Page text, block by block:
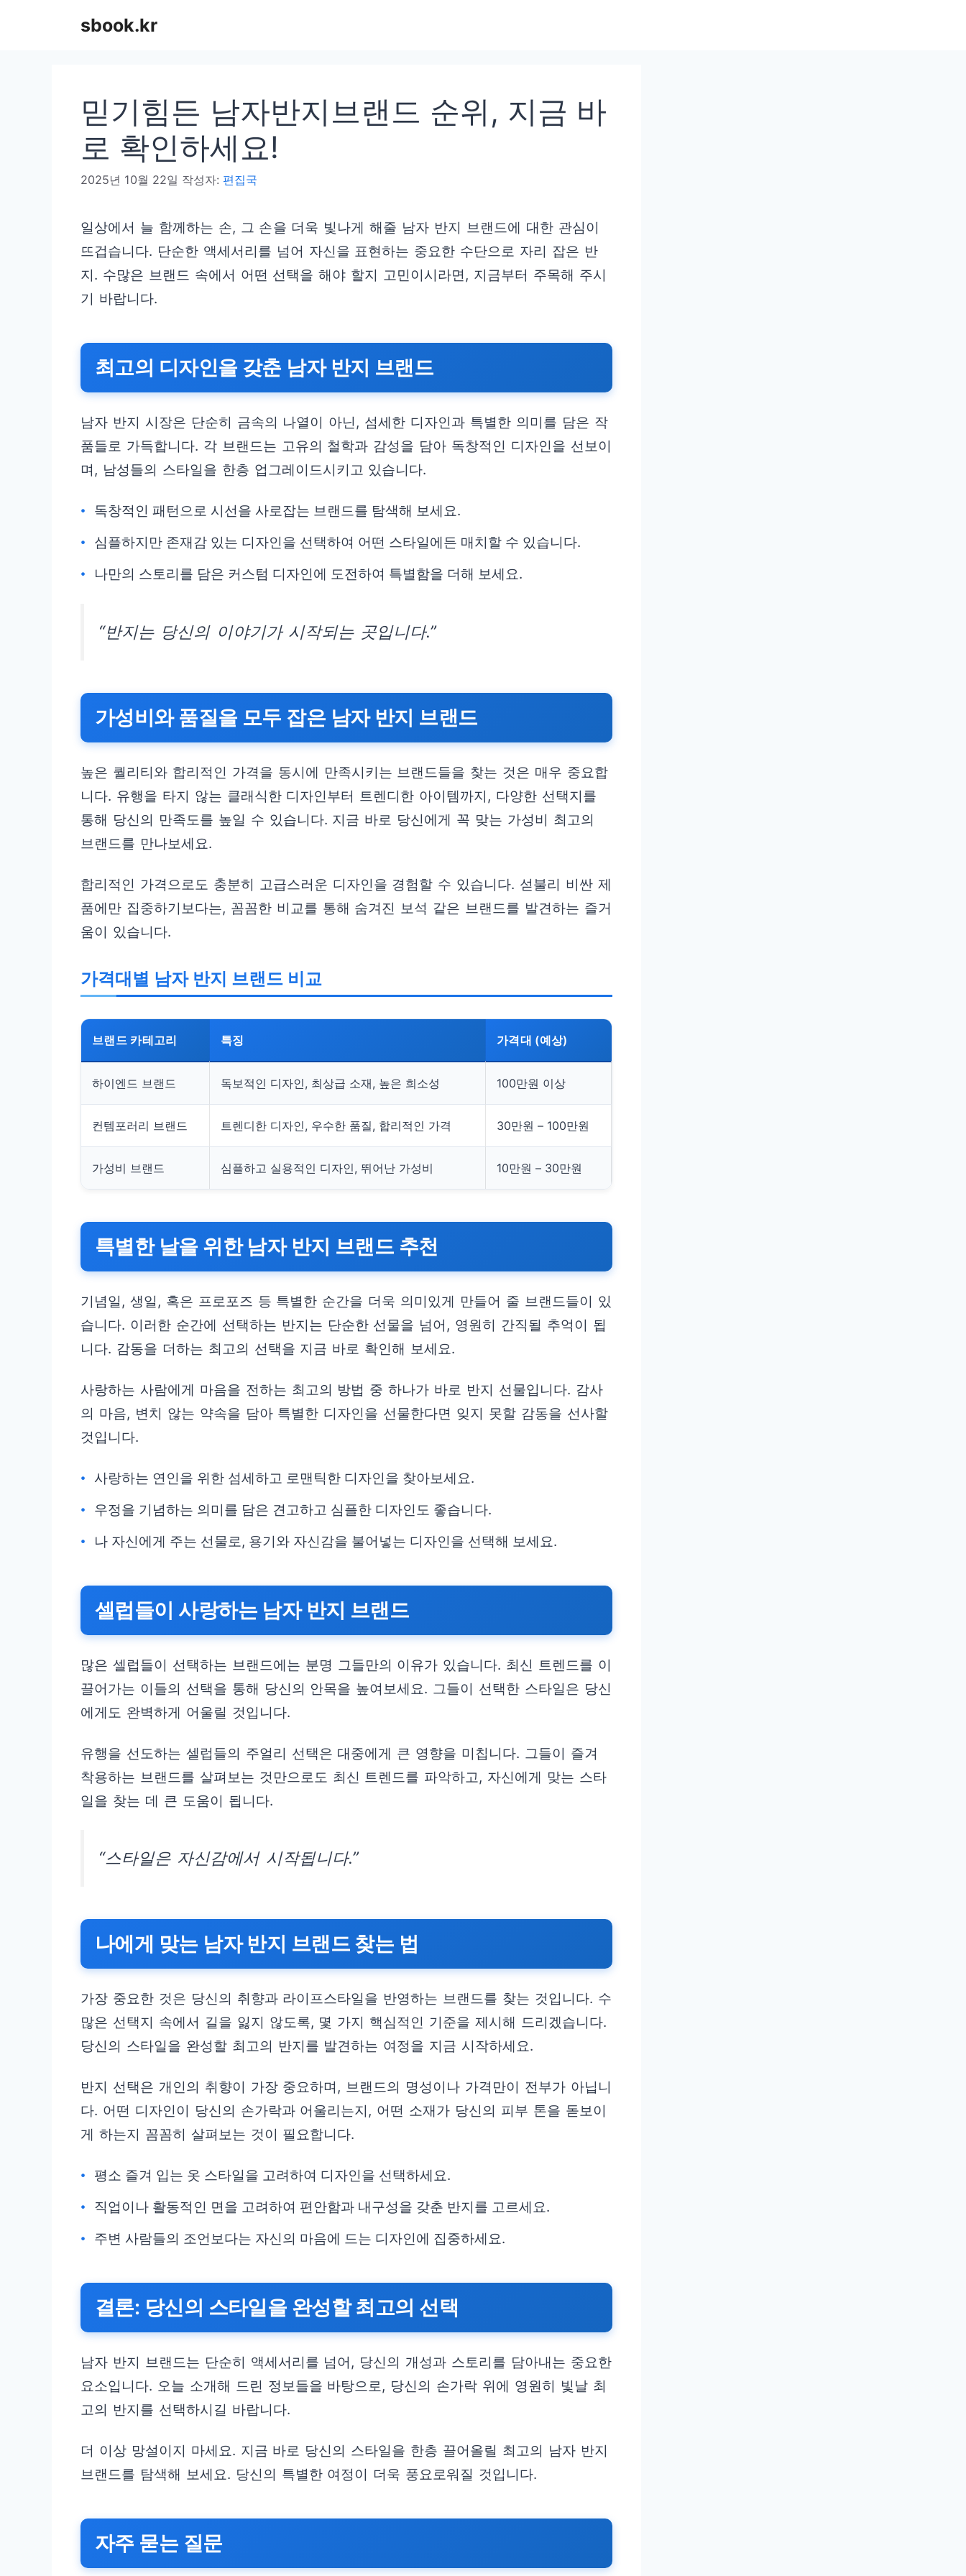
sbook.kr
믿기힘든 남자반지브랜드 순위, 지금 바
로 확인하세요!
2025년 10월 22일 작성자: 편집국
일상에서 늘 함께하는 손, 그 손을 더욱 빛나게 해줄 남자 반지 브랜드에 대한 관심이
뜨겁습니다. 단순한 액세서리를 넘어 자신을 표현하는 중요한 수단으로 자리 잡은 반
지. 수많은 브랜드 속에서 어떤 선택을 해야 할지 고민이시라면, 지금부터 주목해 주시
기 바랍니다.
최고의 디자인을 갖춘 남자 반지 브랜드
남자 반지 시장은 단순히 금속의 나열이 아닌, 섬세한 디자인과 특별한 의미를 담은 작
품들로 가득합니다. 각 브랜드는 고유의 철학과 감성을 담아 독창적인 디자인을 선보이
며, 남성들의 스타일을 한층 업그레이드시키고 있습니다.
독창적인 패턴으로 시선을 사로잡는 브랜드를 탐색해 보세요.
심플하지만 존재감 있는 디자인을 선택하여 어떤 스타일에든 매치할 수 있습니다.
나만의 스토리를 담은 커스텀 디자인에 도전하여 특별함을 더해 보세요.
“반지는 당신의 이야기가 시작되는 곳입니다.”
가성비와 품질을 모두 잡은 남자 반지 브랜드
높은 퀄리티와 합리적인 가격을 동시에 만족시키는 브랜드들을 찾는 것은 매우 중요합
니다. 유행을 타지 않는 클래식한 디자인부터 트렌디한 아이템까지, 다양한 선택지를
통해 당신의 만족도를 높일 수 있습니다. 지금 바로 당신에게 꼭 맞는 가성비 최고의
브랜드를 만나보세요.
합리적인 가격으로도 충분히 고급스러운 디자인을 경험할 수 있습니다. 섣불리 비싼 제
품에만 집중하기보다는, 꼼꼼한 비교를 통해 숨겨진 보석 같은 브랜드를 발견하는 즐거
움이 있습니다.
가격대별 남자 반지 브랜드 비교
브랜드 카테고리 특징 가격대 (예상)
하이엔드 브랜드 독보적인 디자인, 최상급 소재, 높은 희소성 100만원 이상
컨템포러리 브랜드 트렌디한 디자인, 우수한 품질, 합리적인 가격 30만원 – 100만원
가성비 브랜드 심플하고 실용적인 디자인, 뛰어난 가성비 10만원 – 30만원
특별한 날을 위한 남자 반지 브랜드 추천
기념일, 생일, 혹은 프로포즈 등 특별한 순간을 더욱 의미있게 만들어 줄 브랜드들이 있
습니다. 이러한 순간에 선택하는 반지는 단순한 선물을 넘어, 영원히 간직될 추억이 됩
니다. 감동을 더하는 최고의 선택을 지금 바로 확인해 보세요.
사랑하는 사람에게 마음을 전하는 최고의 방법 중 하나가 바로 반지 선물입니다. 감사
의 마음, 변치 않는 약속을 담아 특별한 디자인을 선물한다면 잊지 못할 감동을 선사할
것입니다.
사랑하는 연인을 위한 섬세하고 로맨틱한 디자인을 찾아보세요.
우정을 기념하는 의미를 담은 견고하고 심플한 디자인도 좋습니다.
나 자신에게 주는 선물로, 용기와 자신감을 불어넣는 디자인을 선택해 보세요.
셀럽들이 사랑하는 남자 반지 브랜드
많은 셀럽들이 선택하는 브랜드에는 분명 그들만의 이유가 있습니다. 최신 트렌드를 이
끌어가는 이들의 선택을 통해 당신의 안목을 높여보세요. 그들이 선택한 스타일은 당신
에게도 완벽하게 어울릴 것입니다.
유행을 선도하는 셀럽들의 주얼리 선택은 대중에게 큰 영향을 미칩니다. 그들이 즐겨
착용하는 브랜드를 살펴보는 것만으로도 최신 트렌드를 파악하고, 자신에게 맞는 스타
일을 찾는 데 큰 도움이 됩니다.
“스타일은 자신감에서 시작됩니다.”
나에게 맞는 남자 반지 브랜드 찾는 법
가장 중요한 것은 당신의 취향과 라이프스타일을 반영하는 브랜드를 찾는 것입니다. 수
많은 선택지 속에서 길을 잃지 않도록, 몇 가지 핵심적인 기준을 제시해 드리겠습니다.
당신의 스타일을 완성할 최고의 반지를 발견하는 여정을 지금 시작하세요.
반지 선택은 개인의 취향이 가장 중요하며, 브랜드의 명성이나 가격만이 전부가 아닙니
다. 어떤 디자인이 당신의 손가락과 어울리는지, 어떤 소재가 당신의 피부 톤을 돋보이
게 하는지 꼼꼼히 살펴보는 것이 필요합니다.
평소 즐겨 입는 옷 스타일을 고려하여 디자인을 선택하세요.
직업이나 활동적인 면을 고려하여 편안함과 내구성을 갖춘 반지를 고르세요.
주변 사람들의 조언보다는 자신의 마음에 드는 디자인에 집중하세요.
결론: 당신의 스타일을 완성할 최고의 선택
남자 반지 브랜드는 단순히 액세서리를 넘어, 당신의 개성과 스토리를 담아내는 중요한
요소입니다. 오늘 소개해 드린 정보들을 바탕으로, 당신의 손가락 위에 영원히 빛날 최
고의 반지를 선택하시길 바랍니다.
더 이상 망설이지 마세요. 지금 바로 당신의 스타일을 한층 끌어올릴 최고의 남자 반지
브랜드를 탐색해 보세요. 당신의 특별한 여정이 더욱 풍요로워질 것입니다.
자주 묻는 질문